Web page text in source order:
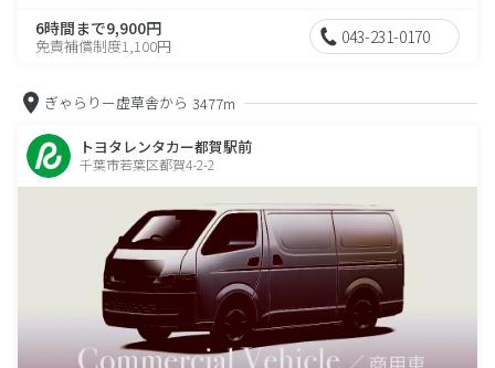
6時間まで9,900円
免責補償制度1,100円 043-231-0170
ぎゃらりー虚草舎から 3477m
トヨタレンタカー都賀駅前
千葉市若葉区都賀4-2-2